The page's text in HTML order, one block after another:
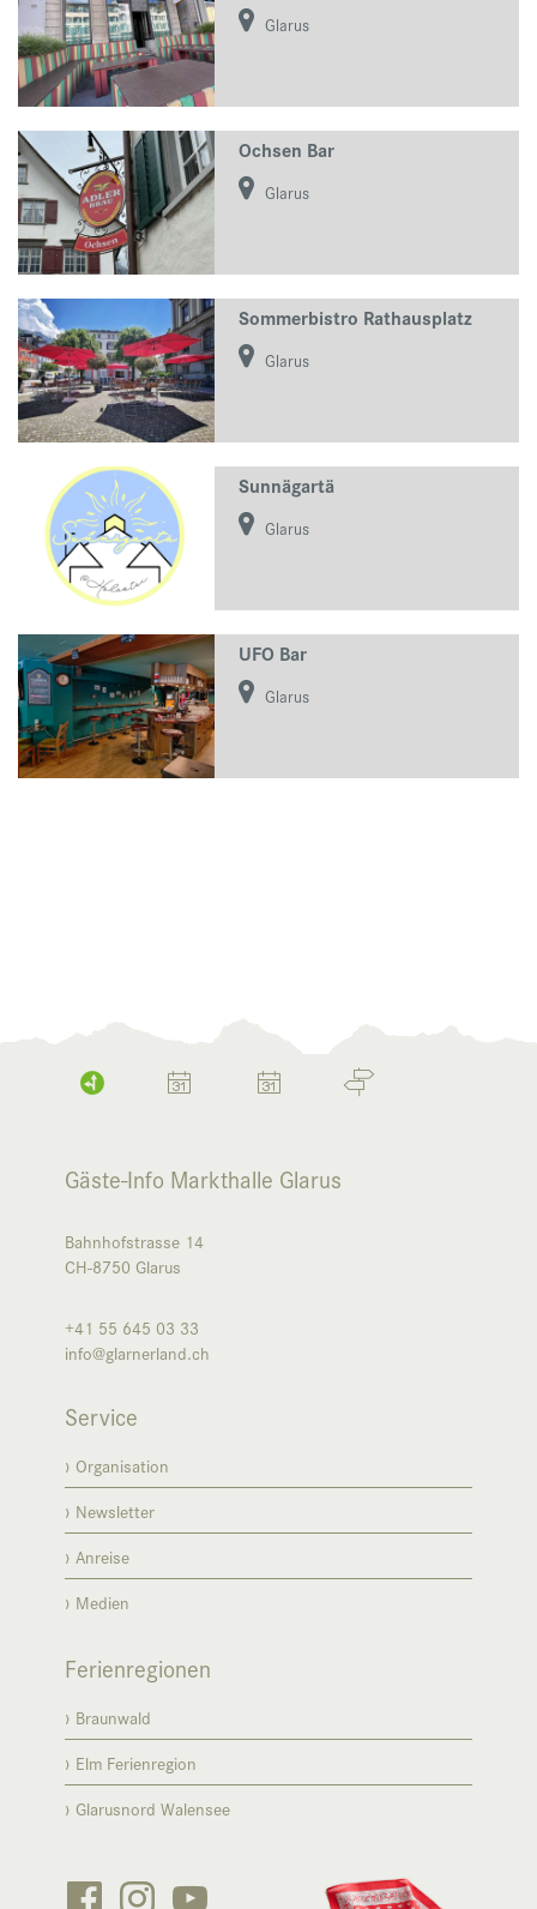
Glarus
Ochsen Bar
Glarus
Sommerbistro Rathausplatz
Glarus
Sunnägartä
Glarus
UFO Bar
Glarus
Gäste-Info Markthalle Glarus
Bahnhofstrasse 14
CH-8750 Glarus
+41 55 645 03 33
info@glarnerland.ch
Service
Organisation
Newsletter
Anreise
Medien
Ferienregionen
Braunwald
Elm Ferienregion
Glarusnord Walensee
  